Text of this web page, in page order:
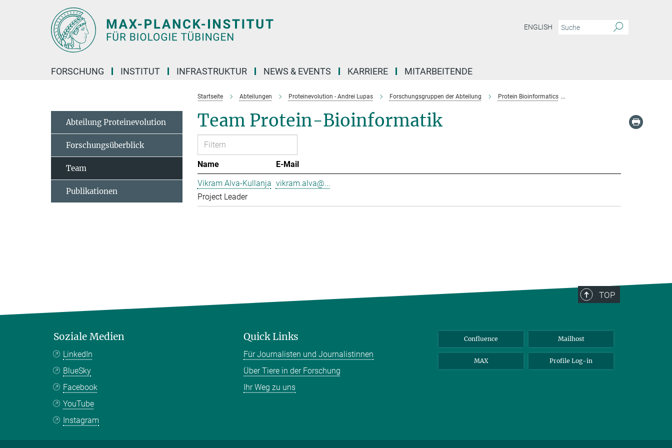
ENGLISH
FORSCHUNG INSTITUT INFRASTRUKTUR NEWS & EVENTS KARRIERE MITARBEITENDE
Startseite Abteilungen Proteinevolution - Andrei Lupas Forschungsgruppen der Abteilung Protein Bioinformatics
Team Protein-Bioinformatik
Name
E-Mail
Vikram Alva-Kullanja
Project Leader
vikram.alva@...
Abteilung Proteinevolution
Forschungsüberblick
Team
Publikationen
TOP
Soziale Medien
LinkedIn
BlueSky
Facebook
YouTube
Instagram
Quick Links
Für Journalisten und Journalistinnen
Über Tiere in der Forschung
Ihr Weg zu uns
Confluence Mailhost
MAX Profile Log-in